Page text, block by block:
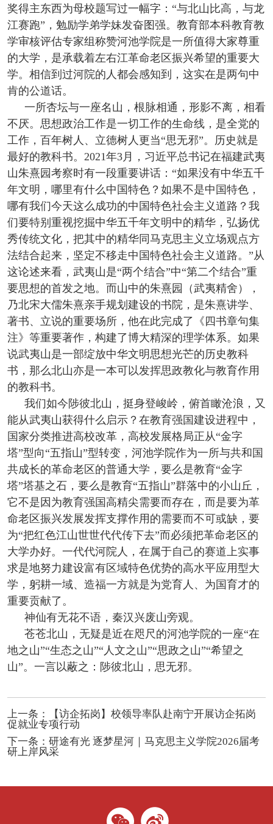
奖得主东西为母校题写过一幅字：“与北山比高，与龙
江赛跑”，勉励学弟学妹发奋图强。教育部本科教育教
学审核评估专家组称赞河池学院是一所值得大家尊重
的大学，是承载着左右江革命老区振兴希望的重要大
学。相信到过河院的人都会感知到，这实在是两句中
肯的公道话。
一所杏坛与一座名山，根脉相通，形影不离，相看
不厌。思想政治工作是一切工作的生命线，是全党的
工作，百年树人、立德树人更当“思无邪”。历史就是
最好的教科书。2021年3月，习近平总书记在福建武夷
山朱熹园考察时有一段重要讲话：“如果没有中华五千
年文明，哪里有什么中国特色？如果不是中国特色，
哪有我们今天这么成功的中国特色社会主义道路？我
们要特别重视挖掘中华五千年文明中的精华，弘扬优
秀传统文化，把其中的精华同马克思主义立场观点方
法结合起来，坚定不移走中国特色社会主义道路。”从
这论述来看，武夷山是“两个结合”中“第二个结合”重
要思想的首发之地。而山中的朱熹园（武夷精舍），
乃北宋大儒朱熹亲手规划建设的书院，是朱熹讲学、
著书、立说的重要场所，他在此完成了《四书章句集
注》等重要著作，构建了博大精深的理学体系。如果
说武夷山是一部绽放中华文明思想光芒的历史教科
书，那么北山亦是一本可以发挥思政教化与教育作用
的教科书。
我们如今陟彼北山，挺身登峻岭，俯首瞰沧浪，又
能从武夷山获得什么启示？在教育强国建设进程中，
国家分类推进高校改革，高校发展格局正从“金字
塔”型向“五指山”型转变，河池学院作为一所与共和国
共成长的革命老区的普通大学，要么是教育“金字
塔”塔基之石，要么是教育“五指山”群落中的小山丘，
它不是因为教育强国高精尖需要而存在，而是要为革
命老区振兴发展发挥支撑作用的需要而不可或缺，要
为“把红色江山世世代代传下去”而必须把革命老区的
大学办好。一代代河院人，在属于自己的赛道上实事
求是地努力建设富有区域特色优势的高水平应用型大
学，躬耕一域、造福一方就是为党育人、为国育才的
重要贡献了。
神仙有无花不语，秦汉兴废山旁观。
苍苍北山，无疑是近在咫尺的河池学院的一座“在
地之山”“生态之山”“人文之山”“思政之山”“希望之
山”。一言以蔽之：陟彼北山，思无邪。
上一条：
【访企拓岗】校领导率队赴南宁开展访企拓岗
促就业专项行动
下一条： 研途有光 逐梦星河｜马克思主义学院2026届考
研上岸风采